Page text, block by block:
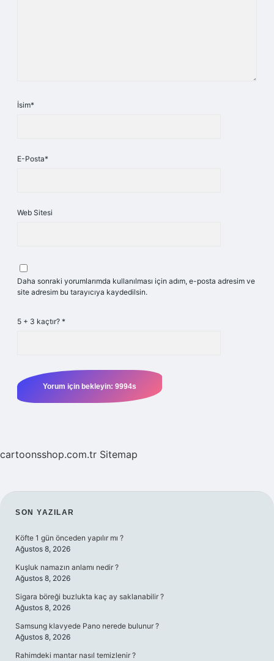
İsim*
E-Posta*
Web Sitesi
Daha sonraki yorumlarımda kullanılması için adım, e-posta adresim ve
site adresim bu tarayıcıya kaydedilsin.
5 + 3 kaçtır? *
cartoonsshop.com.tr Sitemap
SIDEBAR
SON YAZILAR
Köfte 1 gün önceden yapılır mı ?
Ağustos 8, 2026
Kuşluk namazın anlamı nedir ?
Ağustos 8, 2026
Sigara böreği buzlukta kaç ay saklanabilir ?
Ağustos 8, 2026
Samsung klavyede Pano nerede bulunur ?
Ağustos 8, 2026
Rahimdeki mantar nasıl temizlenir ?